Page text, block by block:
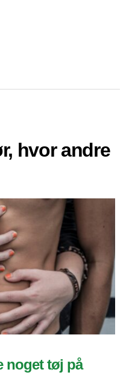
hvor andre
noget tøj på